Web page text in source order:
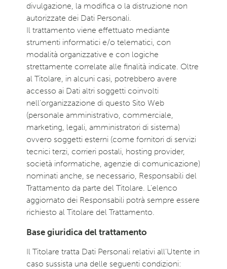
divulgazione, la modifica o la distruzione non
autorizzate dei Dati Personali.
Il trattamento viene effettuato mediante
strumenti informatici e/o telematici, con
modalità organizzative e con logiche
strettamente correlate alle finalità indicate. Oltre
al Titolare, in alcuni casi, potrebbero avere
accesso ai Dati altri soggetti coinvolti
nell’organizzazione di questo Sito Web
(personale amministrativo, commerciale,
marketing, legali, amministratori di sistema)
ovvero soggetti esterni (come fornitori di servizi
tecnici terzi, corrieri postali, hosting provider,
società informatiche, agenzie di comunicazione)
nominati anche, se necessario, Responsabili del
Trattamento da parte del Titolare. L’elenco
aggiornato dei Responsabili potrà sempre essere
richiesto al Titolare del Trattamento.
Base giuridica del trattamento
Il Titolare tratta Dati Personali relativi all’Utente in
caso sussista una delle seguenti condizioni: